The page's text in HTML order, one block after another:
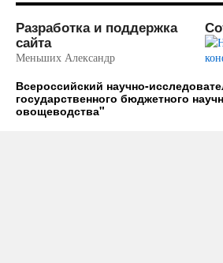
Разработка и поддержка
сайта
Меньших Александр
Всероссийский научно-
государственного бюджетного
овощеводства"